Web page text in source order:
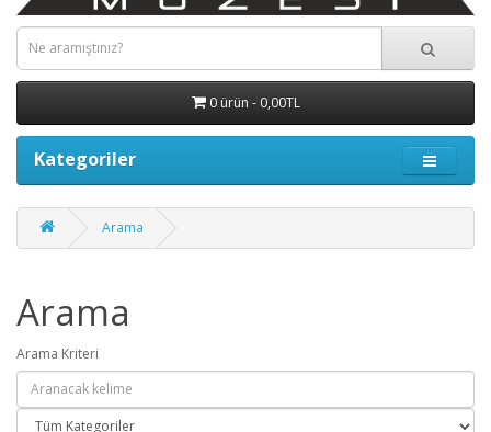
0 ürün - 0,00TL
Kategoriler
Arama
Arama
Arama Kriteri